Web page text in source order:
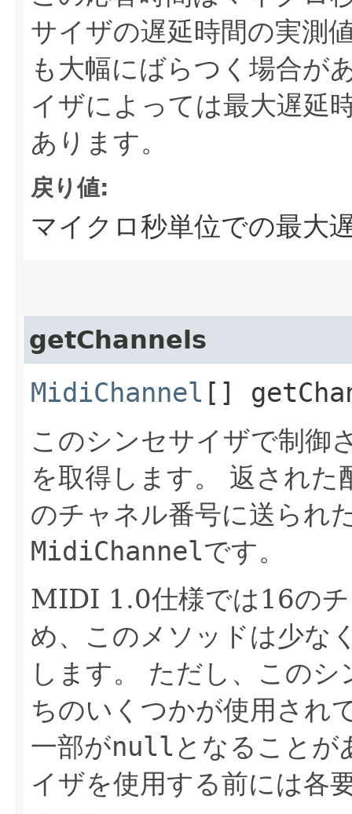
サイザの遅延時間の実測
も大幅にばらつく場合が
イザによっては最大遅延
あります。
戻り値:
マイクロ秒単位での最大
getChannels
MidiChannel []
このシンセサイザで制
を取得します。
返された
のチャネル番号に送られ
MidiChannelです。
MIDI 1.0仕様では16の
め、このメソッドは少な
します。
ただし、この
ちのいくつかが使用され
一部がnull となることが
イザを使用する前には各